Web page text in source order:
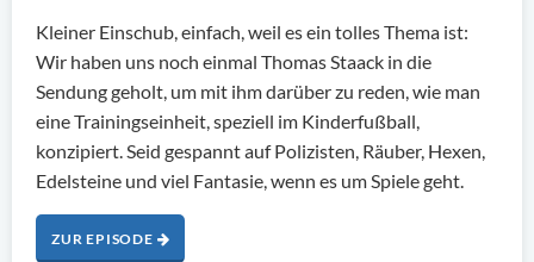
Kleiner Einschub, einfach, weil es ein tolles Thema ist:
Wir haben uns noch einmal Thomas Staack in die
Sendung geholt, um mit ihm darüber zu reden, wie man
eine Trainingseinheit, speziell im Kinderfußball,
konzipiert. Seid gespannt auf Polizisten, Räuber, Hexen,
Edelsteine und viel Fantasie, wenn es um Spiele geht.
ZUR EPISODE